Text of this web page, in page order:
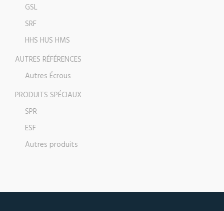
GSL
SRF
HHS HUS HMS
AUTRES RÉFÉRENCES
Autres Écrous
PRODUITS SPÉCIAUX
SPR
ESF
Autres produits